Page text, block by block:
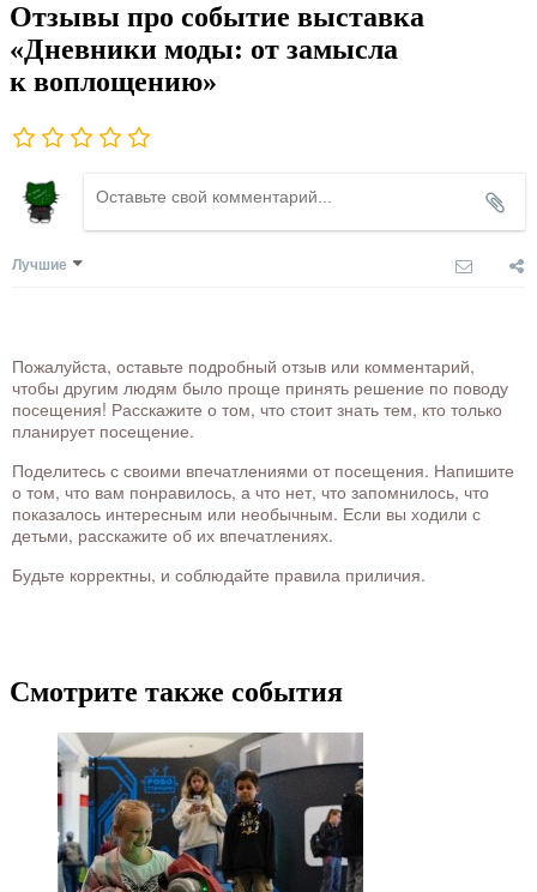
Отзывы про событие выставка
«Дневники моды: от замысла
к воплощению»
Лучшие
Пожалуйста, оставьте подробный отзыв или комментарий,
чтобы другим людям было проще принять решение по поводу
посещения! Расскажите о том, что стоит знать тем, кто только
планирует посещение.
Поделитесь с своими впечатлениями от посещения. Напишите
о том, что вам понравилось, а что нет, что запомнилось, что
показалось интересным или необычным. Если вы ходили с
детьми, расскажите об их впечатлениях.
Будьте корректны, и соблюдайте правила приличия.
Смотрите также события